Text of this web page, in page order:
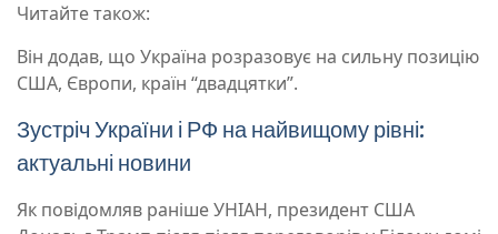
Читайте також:
Він додав, що Україна розразовує на сильну позицію
США, Європи, країн “двадцятки”.
Зустріч України і РФ на найвищому рівні:
актуальні новини
Як повідомляв раніше УНІАН, президент США